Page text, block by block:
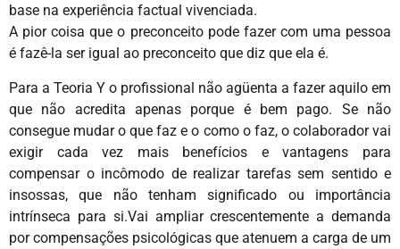
base na experiência factual vivenciada.
A pior coisa que o preconceito pode fazer com uma pessoa
é fazê-la ser igual ao preconceito que diz que ela é.
Para a Teoria Y o profissional não agüenta a fazer aquilo em
que não acredita apenas porque é bem pago. Se não
consegue mudar o que faz e o como o faz, o colaborador vai
exigir cada vez mais benefícios e vantagens para
compensar o incômodo de realizar tarefas sem sentido e
insossas, que não tenham significado ou importância
intrínseca para si.Vai ampliar crescentemente a demanda
por compensações psicológicas que atenuem a carga de um